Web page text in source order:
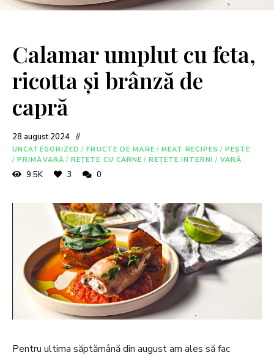
Calamar umplut cu feta,
ricotta și brânză de
capră
28 august 2024
UNCATEGORIZED / FRUCTE DE MARE / MEAT RECIPES / PEȘTE
/ PRIMĂVARĂ / REȚETE CU CARNE / REȚETE INTERNI / VARĂ
9.5K 3 0
Pentru ultima săptămână din august am ales să fac